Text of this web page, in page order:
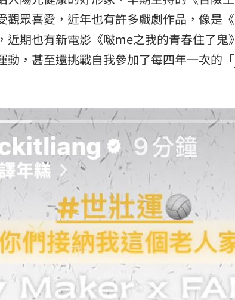
掀足球熱潮 10:00
食！ 18:15
觀眾喜愛，近年也有許多戲劇作品，像是
近期也有新電影《啵me之我的青春住了鬼
動，甚至還挑戰自我參加了每四年一次的「